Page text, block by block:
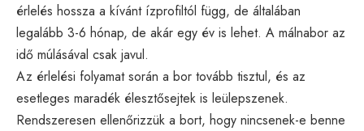
érlelés hossza a kívánt ízprofiltól függ, de általában
legalább 3-6 hónap, de akár egy év is lehet. A málnabor az
idő múlásával csak javul.
Az érlelési folyamat során a bor tovább tisztul, és az
esetleges maradék élesztősejtek is leülepszenek.
Rendszeresen ellenőrizzük a bort, hogy nincsenek-e benne